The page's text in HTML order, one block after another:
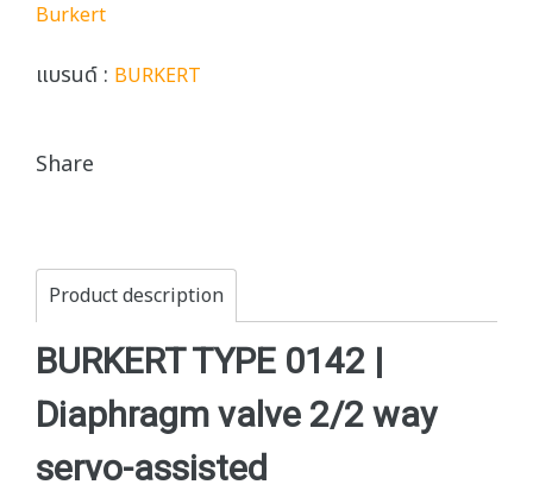
Burkert
แบรนด์ : BURKERT
Share
Product description
BURKERT TYPE 0142 |
Diaphragm valve 2/2 way
servo-assisted